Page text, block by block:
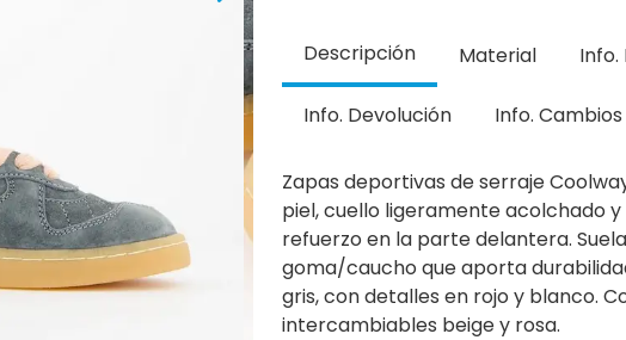
Descripción Material Info.
Info. Devolución Info. Cambios
Zapas deportivas de serraje
piel, cuello ligeramente acolchado
refuerzo en la parte delantera.
goma/caucho que aporta
gris, con detalles en rojo y blanco.
intercambiables beige y rosa.